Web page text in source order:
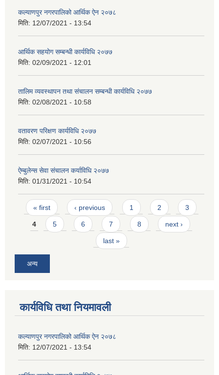
कल्याणपुर नगरपालिको आर्थिक ऐन २०७८
मिति: 12/07/2021 - 13:54
आर्थिक सहयोग सम्बन्धी कार्यविधि २०७७
मिति: 02/09/2021 - 12:01
तालिम व्यवस्थापन तथा संचालन सम्बन्धी कार्यविधि २०७७
मिति: 02/08/2021 - 10:58
वतावरण परिक्षण कार्यविधि २०७७
मिति: 02/07/2021 - 10:56
ऐम्बुलेन्स सेवा संचालन कर्याविधि २०७७
मिति: 01/31/2021 - 10:54
Pages
« first ‹ previous 1 2 3
4 5 6 7 8 next ›
last »
अन्य
कार्यविधि तथा नियमावली
कल्याणपुर नगरपालिको आर्थिक ऐन २०७८
मिति: 12/07/2021 - 13:54